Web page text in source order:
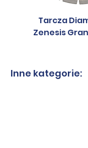
Tarcza
Zenesis
Inne kategorie: